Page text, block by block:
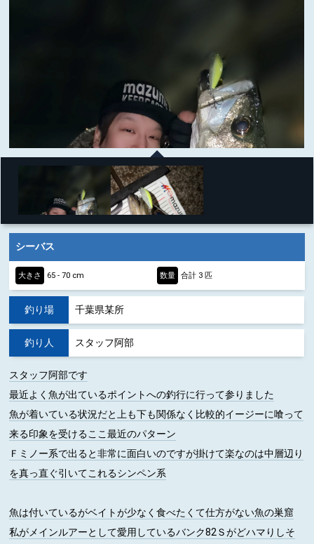
シーバス
大きさ 65 - 70 cm 数量 合計 3 匹
釣り場 千葉県某所
釣り人 スタッフ阿部
スタッフ阿部です
最近よく魚が出ているポイントへの釣行に行って参りました
魚が着いている状況だと上も下も関係なく比較的イージーに喰って
来る印象を受けるここ最近のパターン
Ｆミノー系で出ると非常に面白いのですが掛けて楽なのは中層辺り
を真っ直ぐ引いてこれるシンペン系
魚は付いているがベイトが少なく食べたくて仕方がない魚の巣窟
私がメインルアーとして愛用しているバンク82Ｓがどハマりしそ